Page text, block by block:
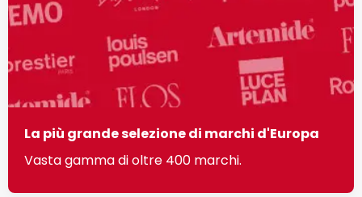
La più grande selezione di marchi d'Europa
Vasta gamma di oltre 400 marchi.